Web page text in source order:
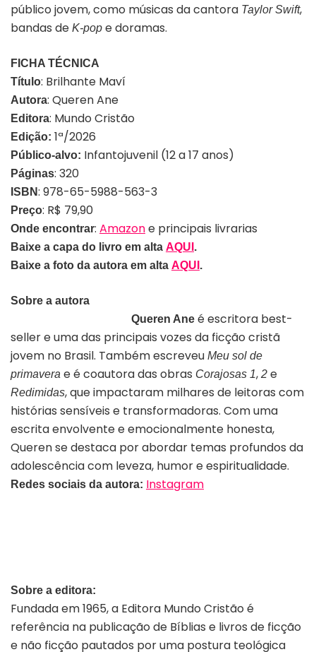
público jovem, como músicas da cantora Taylor Swift,
bandas de K-pop e doramas.
FICHA TÉCNICA
Título: Brilhante Maví
Autora: Queren Ane
Editora: Mundo Cristão
Edição: 1ª/2026
Público-alvo: Infantojuvenil (12 a 17 anos)
Páginas: 320
ISBN: 978-65-5988-563-3
Preço: R$ 79,90
Onde encontrar: Amazone principais livrarias
Baixe a capa do livro em alta AQUI .
Baixe a foto da autora em alta AQUI .
Sobre a autora
Queren Ane é escritora best-
seller e uma das principais vozes da ficção cristã
jovem no Brasil. Também escreveu Meu sol de
primavera e é coautora das obras Corajosas 1, 2 e
Redimidas, que impactaram milhares de leitoras com
histórias sensíveis e transformadoras. Com uma
escrita envolvente e emocionalmente honesta,
Queren se destaca por abordar temas profundos da
adolescência com leveza, humor e espiritualidade.
Redes sociais da autora: Instagram
Sobre a editora:
Fundada em 1965, a Editora Mundo Cristão é
referência na publicação de Bíblias e livros de ficção
e não ficção pautados por uma postura teológica